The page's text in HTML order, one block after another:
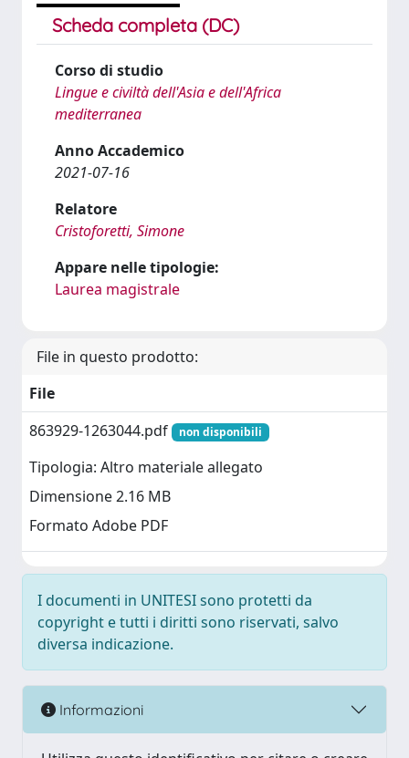
Scheda completa (DC)
Corso di studio
Lingue e civiltà dell'Asia e dell'Africa
mediterranea
Anno Accademico
2021-07-16
Relatore
Cristoforetti, Simone
Appare nelle tipologie:
Laurea magistrale
File in questo prodotto:
File
863929-1263044.pdf
non disponibili
Tipologia: Altro materiale allegato
Dimensione 2.16 MB
Formato Adobe PDF
I documenti in UNITESI sono protetti da
copyright e tutti i diritti sono riservati, salvo
diversa indicazione.
Informazioni